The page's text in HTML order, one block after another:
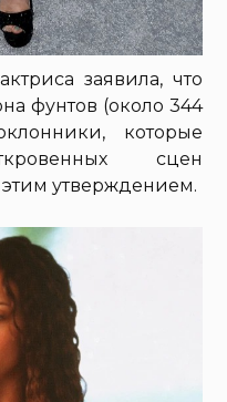
заявила, что
фунтов (около 344
которые
сцен
этим утверждением.